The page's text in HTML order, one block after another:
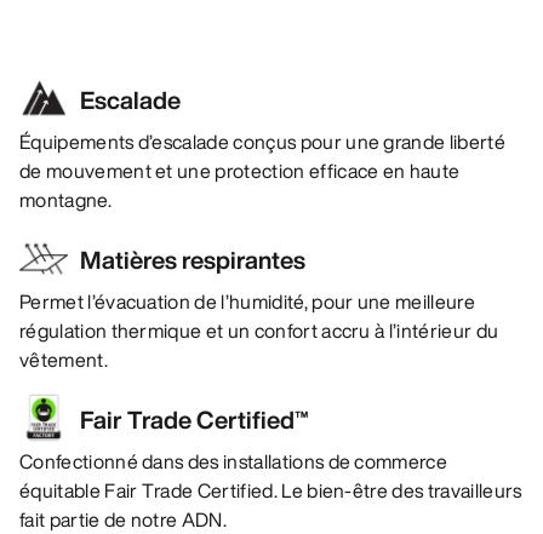
Escalade
Équipements d’escalade conçus pour une grande liberté
de mouvement et une protection efficace en haute
montagne.
Matières respirantes
Permet l’évacuation de l’humidité, pour une meilleure
régulation thermique et un confort accru à l’intérieur du
vêtement.
Fair Trade Certified™
Confectionné dans des installations de commerce
équitable Fair Trade Certified. Le bien-être des travailleurs
fait partie de notre ADN.